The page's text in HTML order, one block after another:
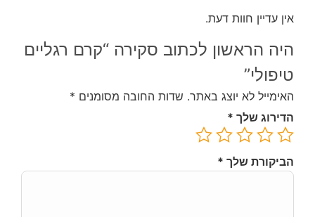
אין עדיין חוות דעת.
היה הראשון לכתוב סקירה “קרם רגליים
טיפולי”
האימייל לא יוצג באתר. שדות החובה מסומנים *
הדירוג שלך *
הביקורת שלך *